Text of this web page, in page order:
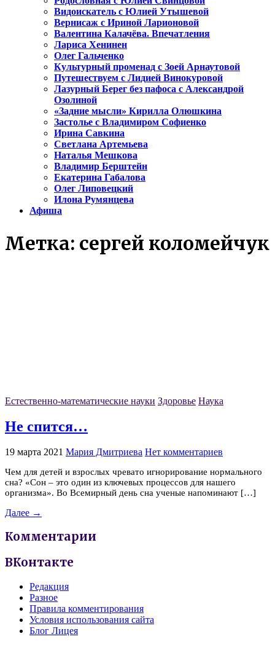
Видоискатель с Юлией Утышевой
Вернисаж с Ириной Ларионовой
Валентина Калачёва. Впечатления
Лариса Хенинен
Олег Гальченко
Культурный променад с Зоей Арнаутовой
Путешествуем с Лидией Винокуровой
Лазурный Берег без пафоса с Александрой
Озолиной
«Задние мысли» Кирилла Олюшкина
Застолье с Владимиром Софиенко
Ирина Савкина
Светлана Артемьева
Наталья Мешкова
Владимир Берштейн
Екатерина Габалова
Олег Липовецкий
Илона Румянцева
Афиша
Метка: сергей коломейчук
Естественно-математические науки Здоровье Наука
Не спится…
19 марта 2021 Мария Дмитриева Нет комментариев
Чем для детей и взрослых чревато игнорирование нормального
сна? «Сон – это один из ключевых процессов для нашего
организма». Во Всемирный день сна ученые напоминают […]
Далее →
Комментарии
ВКонтакте
Редакция
Разное
Правила комментирования
Условия использования сайта
Блог Лицея